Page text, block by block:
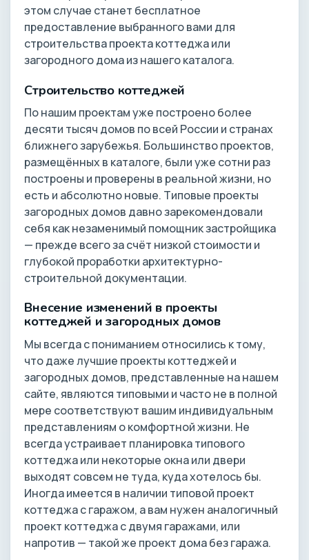
этом случае станет бесплатное
предоставление выбранного вами для
строительства проекта коттеджа или
загородного дома из нашего каталога.
Строительство коттеджей
По нашим проектам уже построено более
десяти тысяч домов по всей России и странах
ближнего зарубежья. Большинство проектов,
размещённых в каталоге, были уже сотни раз
построены и проверены в реальной жизни, но
есть и абсолютно новые. Типовые проекты
загородных домов давно зарекомендовали
себя как незаменимый помощник застройщика
— прежде всего за счёт низкой стоимости и
глубокой проработки архитектурно-
строительной документации.
Внесение изменений в проекты
коттеджей и загородных домов
Мы всегда с пониманием относились к тому,
что даже лучшие проекты коттеджей и
загородных домов, представленные на нашем
сайте, являются типовыми и часто не в полной
мере соответствуют вашим индивидуальным
представлениям о комфортной жизни. Не
всегда устраивает планировка типового
коттеджа или некоторые окна или двери
выходят совсем не туда, куда хотелось бы.
Иногда имеется в наличии типовой проект
коттеджа с гаражом, а вам нужен аналогичный
проект коттеджа с двумя гаражами, или
напротив — такой же проект дома без гаража.